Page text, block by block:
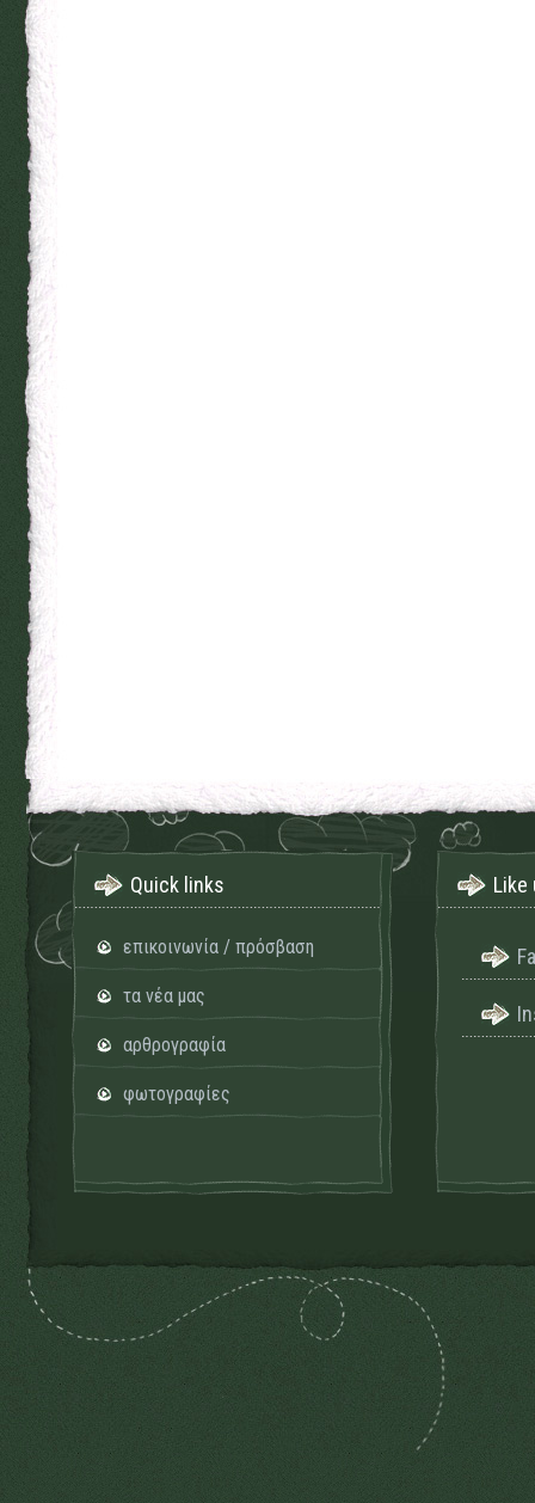
Quick links
επικοινωνία / πρόσβαση
τα νέα μας
αρθρογραφία
φωτογραφίες
Like